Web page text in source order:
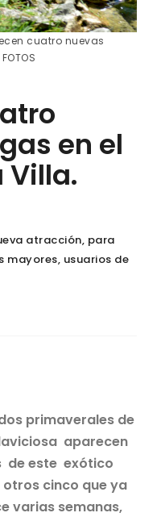
cuatro nuevas
en el
Villa.
atracción, para
mayores, usuarios de
primaverales de
aparecen
de este exótico
cinco que ya
varias semanas,